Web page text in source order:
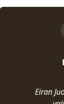
Eiran